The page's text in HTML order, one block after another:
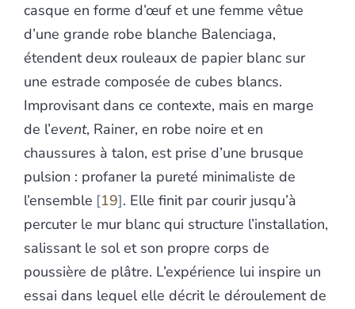
casque en forme d’œuf et une femme vêtue
d’une grande robe blanche Balenciaga,
étendent deux rouleaux de papier blanc sur
une estrade composée de cubes blancs.
Improvisant dans ce contexte, mais en marge
de l’event, Rainer, en robe noire et en
chaussures à talon, est prise d’une brusque
pulsion : profaner la pureté minimaliste de
l’ensemble 19 . Elle finit par courir jusqu’à
percuter le mur blanc qui structure l’installation,
salissant le sol et son propre corps de
poussière de plâtre. L’expérience lui inspire un
essai dans lequel elle décrit le déroulement de